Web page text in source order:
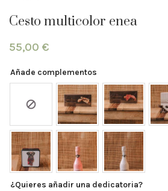
Cesto multicolor enea
55,00 €
Añade complementos
¿Quieres añadir una dedicatoria?